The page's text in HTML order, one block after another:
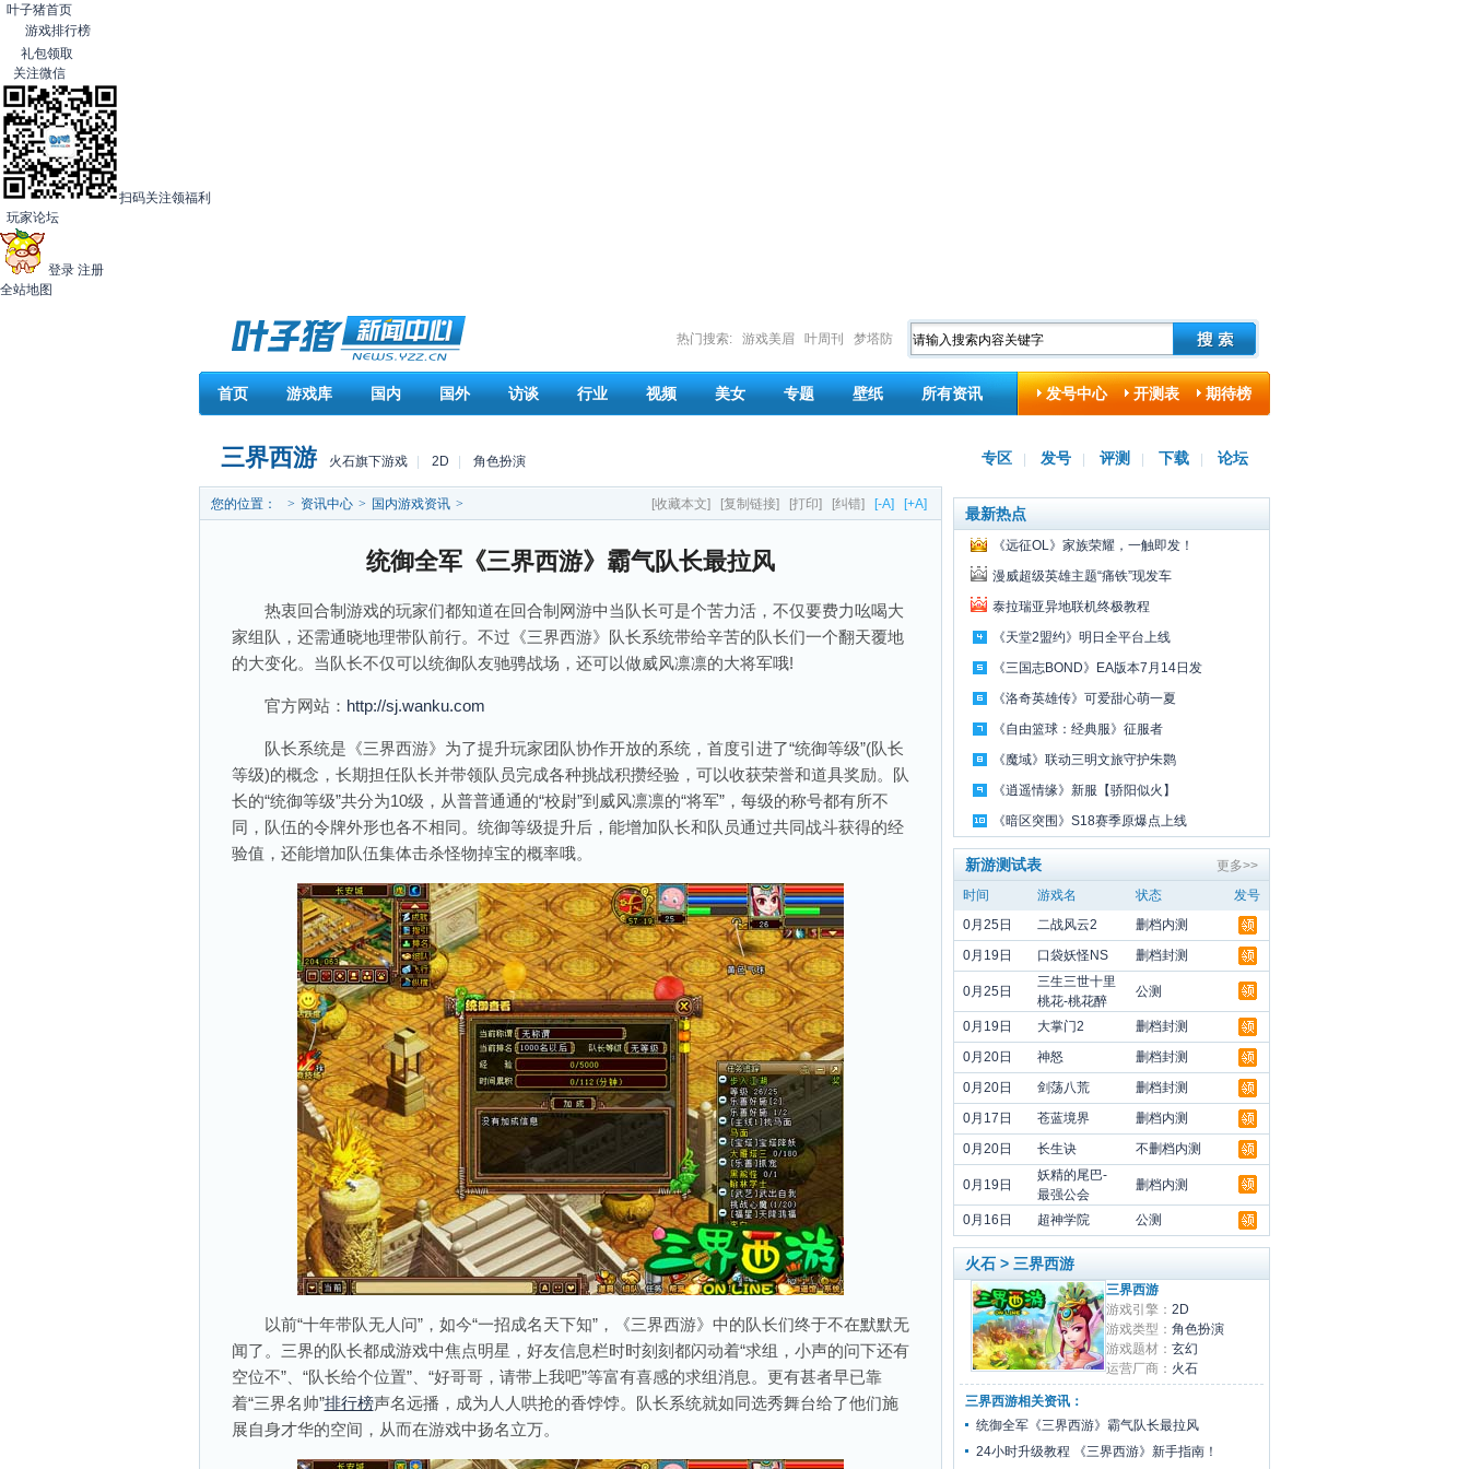
叶子猪首页
游戏排行榜
礼包领取
关注微信
扫码关注领福利
玩家论坛
登录 注册
全站地图
热门搜索: 游戏美眉 叶周刊 梦塔防
首页 游戏库 国内 国外 访谈 行业 视频 美女 专题 壁纸 所有资讯 发号中心 开测表 期待榜
三界西游 火石旗下游戏 2D 角色扮演 专区 发号 评测 下载 论坛
您的位置： > 资讯中心 > 国内游戏资讯 > [收藏本文] [复制链接] [打印] [纠错] [-A] [+A]
统御全军《三界西游》霸气队长最拉风
热衷回合制游戏的玩家们都知道在回合制网游中当队长可是个苦力活，不仅要费力吆喝大
家组队，还需通晓地理带队前行。不过《三界西游》队长系统带给辛苦的队长们一个翻天覆地
的大变化。当队长不仅可以统御队友驰骋战场，还可以做威风凛凛的大将军哦!
官方网站： http://sj.wanku.com
队长系统是《三界西游》为了提升玩家团队协作开放的系统，首度引进了“统御等级”(队长
等级)的概念，长期担任队长并带领队员完成各种挑战积攒经验，可以收获荣誉和道具奖励。队
长的“统御等级”共分为10级，从普普通通的“校尉”到威风凛凛的“将军”，每级的称号都有所不
同，队伍的令牌外形也各不相同。统御等级提升后，能增加队长和队员通过共同战斗获得的经
验值，还能增加队伍集体击杀怪物掉宝的概率哦。
以前“十年带队无人问”，如今“一招成名天下知”，《三界西游》中的队长们终于不在默默无
闻了。三界的队长都成游戏中焦点明星，好友信息栏时时刻刻都闪动着“求组，小声的问下还有
空位不”、“队长给个位置”、“好哥哥，请带上我吧”等富有喜感的求组消息。更有甚者早已靠
着“三界名帅”排行榜声名远播，成为人人哄抢的香饽饽。队长系统就如同选秀舞台给了他们施
展自身才华的空间，从而在游戏中扬名立万。
最新热点
《远征OL》家族荣耀，一触即发！
漫威超级英雄主题“痛铁”现发车
泰拉瑞亚异地联机终极教程
《天堂2盟约》明日全平台上线
《三国志BOND》EA版本7月14日发
《洛奇英雄传》可爱甜心萌一夏
《自由篮球：经典服》征服者
《魔域》联动三明文旅守护朱鹮
《逍遥情缘》新服【骄阳似火】
《暗区突围》S18赛季原爆点上线
新游测试表
更多>>
时间
游戏名 状态
发号
0月25日
二战风云2 删档内测
领
0月19日 口袋妖怪NS 删档封测
0月25日
三生三世十里
桃花-桃花醉
公测
0月19日 大掌门2 删档封测
0月20日 神怒 删档封测
0月20日 剑荡八荒 删档封测
0月17日 苍蓝境界 删档内测
0月20日 长生诀 不删档内测
0月19日
妖精的尾巴-
最强公会
删档内测
0月16日 超神学院 公测
火石 > 三界西游
三界西游
游戏引擎： 2D
游戏类型： 角色扮演
游戏题材： 玄幻
运营厂商： 火石
三界西游相关资讯：
统御全军《三界西游》霸气队长最拉风
24小时升级教程 《三界西游》新手指南！